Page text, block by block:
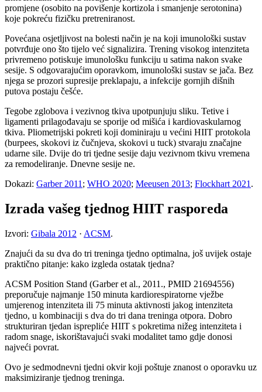
promjene (osobito na povišenje kortizola i smanjenje serotonina)
koje pokreću fizičku pretreniranost.
Povećana osjetljivost na bolesti način je na koji imunološki sustav
potvrđuje ono što tijelo već signalizira. Trening visokog intenziteta
privremeno potiskuje imunološku funkciju u satima nakon svake
sesije. S odgovarajućim oporavkom, imunološki sustav se jača. Bez
njega se prozori supresije preklapaju, a infekcije gornjih dišnih
putova postaju češće.
Tegobe zglobova i vezivnog tkiva upotpunjuju sliku. Tetive i
ligamenti prilagođavaju se sporije od mišića i kardiovaskularnog
tkiva. Pliometrijski pokreti koji dominiraju u većini HIIT protokola
(burpees, skokovi iz čučnjeva, skokovi u tuck) stvaraju značajne
udarne sile. Dvije do tri tjedne sesije daju vezivnom tkivu vremena
za remodeliranje. Dnevne sesije ne.
Dokazi: Garber 2011 ; WHO 2020; Meeusen 2013; Flockhart 2021 .
Izrada vašeg tjednog HIIT rasporeda
Izvori: Gibala 2012 · ACSM.
Znajući da su dva do tri treninga tjedno optimalna, još uvijek ostaje
praktično pitanje: kako izgleda ostatak tjedna?
ACSM Position Stand (Garber et al., 2011., PMID 21694556)
preporučuje najmanje 150 minuta kardiorespiratorne vježbe
umjerenog intenziteta ili 75 minuta aktivnosti jakog intenziteta
tjedno, u kombinaciji s dva do tri dana treninga otpora. Dobro
strukturiran tjedan isprepliće HIIT s pokretima nižeg intenziteta i
radom snage, iskorištavajući svaki modalitet tamo gdje donosi
najveći povrat.
Ovo je sedmodnevni tjedni okvir koji poštuje znanost o oporavku uz
maksimiziranje tjednog treninga.